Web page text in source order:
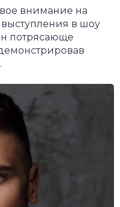
внимание на
выступления в шоу
потрясающе